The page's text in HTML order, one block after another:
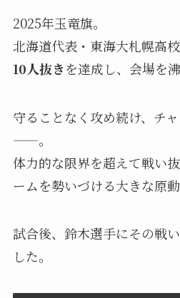
2025年玉竜旗。
北海道代表・東海大札幌高
10人抜きを達成し、会場を
守ることなく攻め続け、チ
——。
体力的な限界を超えて戦い
ームを勢いづける大きな原
試合後、鈴木選手にその戦
した。